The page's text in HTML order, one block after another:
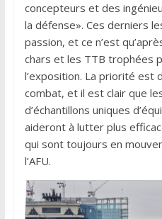
concepteurs et des
la défense». Ces derniers
passion, et ce n’est
chars et les TTB trophées
l’exposition. La priorité est
combat, et il est clair que
d’échantillons uniques
aideront à lutter plus
qui sont toujours en
l’AFU.